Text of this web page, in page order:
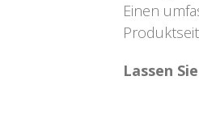
Einen
Lassen